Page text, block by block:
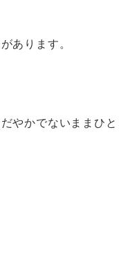
あります。
やかでないままひ